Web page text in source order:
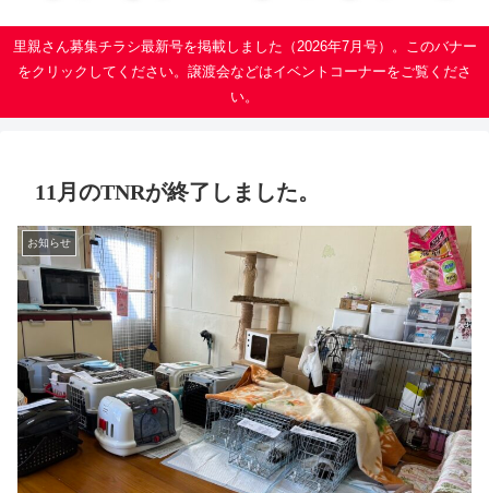
里親さん募集チラシ最新号を掲載しました（2026年7月号）。このバナー
をクリックしてください。譲渡会などはイベントコーナーをご覧くださ
い。
11月のTNRが終了しました。
お知らせ